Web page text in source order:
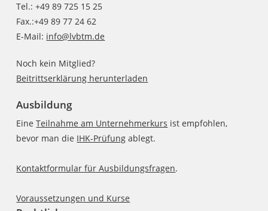
Tel.: +49 89 725 15 25
Fax.:+49 89 77 24 62
E-Mail: info@lvbtm.de
Noch kein Mitglied?
Beitrittserklärung herunterladen
Ausbildung
EineTeilnahme am Unternehmerkurs ist empfohlen,
bevor man die IHK-Prüfung ablegt.
Kontaktformular für Ausbildungsfragen.
Voraussetzungen und Kurse